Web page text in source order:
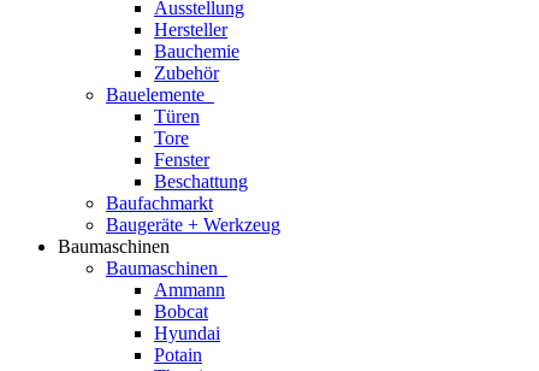
Ausstellung
Hersteller
Bauchemie
Zubehör
Bauelemente
Türen
Tore
Fenster
Beschattung
Baufachmarkt
Baugeräte + Werkzeug
Baumaschinen
Baumaschinen
Ammann
Bobcat
Hyundai
Potain